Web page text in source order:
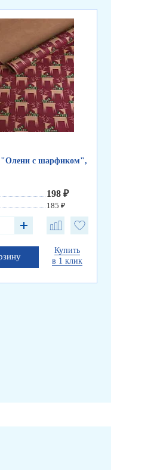
"Олени с шарфиком",
198 ₽
185 ₽
Купить
в 1 клик